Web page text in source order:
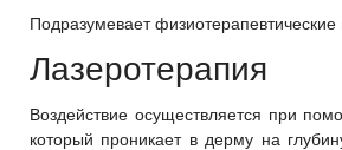
Подразумевает физиотерапевтические
Лазеротерапия
Воздействие осуществляется при
который проникает в дерму на